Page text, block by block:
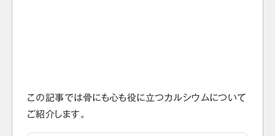
この記事では骨にも心も役に立つカルシウムについて
ご紹介します。